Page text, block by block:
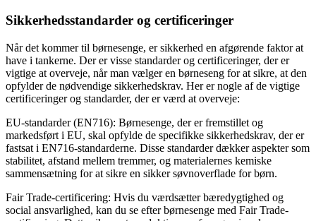
Sikkerhedsstandarder og certificeringer
Når det kommer til børnesenge, er sikkerhed en afgørende faktor at
have i tankerne. Der er visse standarder og certificeringer, der er
vigtige at overveje, når man vælger en børneseng for at sikre, at den
opfylder de nødvendige sikkerhedskrav. Her er nogle af de vigtige
certificeringer og standarder, der er værd at overveje:
EU-standarder (EN716): Børnesenge, der er fremstillet og
markedsført i EU, skal opfylde de specifikke sikkerhedskrav, der er
fastsat i EN716-standarderne. Disse standarder dækker aspekter som
stabilitet, afstand mellem tremmer, og materialernes kemiske
sammensætning for at sikre en sikker søvnoverflade for børn.
Fair Trade-certificering: Hvis du værdsætter bæredygtighed og
social ansvarlighed, kan du se efter børnesenge med Fair Trade-